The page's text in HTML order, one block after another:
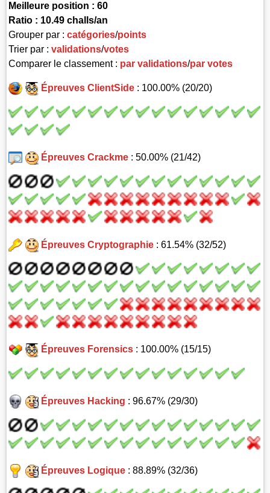
Meilleure position : 60
Ratio : 10.49 challs/an
Grouper par :catégories/points
Trier par :validations/votes
Comparer le classement : par validations/par votes
Épreuves ClientSide: 100.00% (20/20)
Épreuves Crackme: 50.00% (21/42)
Épreuves Cryptographie: 61.54% (32/52)
Épreuves Forensics: 100.00% (15/15)
Épreuves Hacking : 96.67% (29/30)
Épreuves Logique: 88.89% (32/36)